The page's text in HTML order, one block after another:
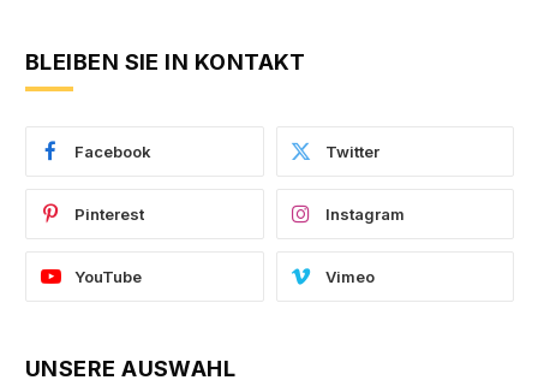
BLEIBEN SIE IN KONTAKT
Facebook Twitter
Pinterest Instagram
YouTube Vimeo
UNSERE AUSWAHL